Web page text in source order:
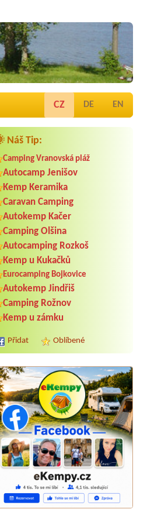
CZ DE EN
Náš Tip:
Camping Vranovská pláž
Autocamp Jenišov
Kemp Keramika
Caravan Camping
Autokemp Kačer
Camping Olšina
Autocamping Rozkoš
Kemp u Kukačků
Eurocamping Bojkovice
Autokemp Jindřiš
Camping Rožnov
Kemp u zámku
Přidat Oblíbené
od 2026-08-21 |Chatová
Olešná
chata2 dospěli+3 deti
od 2026-07-31 |Srubový
Rozkoš
a 1 dítě